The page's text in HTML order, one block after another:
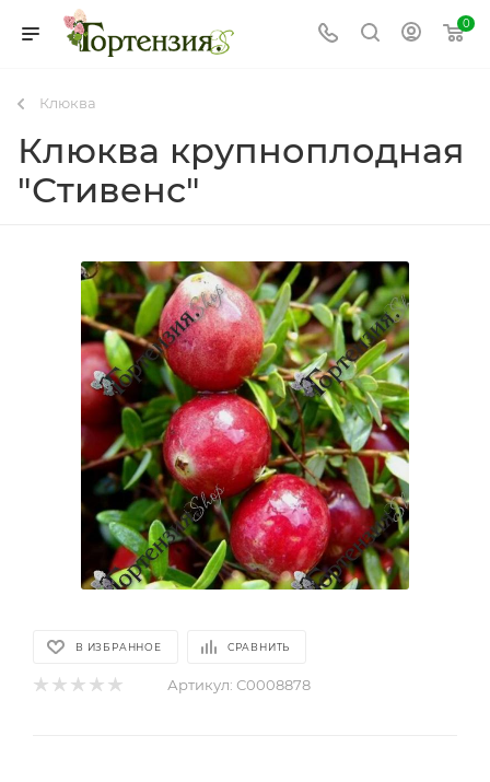
0
Клюква
Клюква крупноплодная
"Стивенс"
В ИЗБРАННОЕ СРАВНИТЬ
Артикул: С0008878